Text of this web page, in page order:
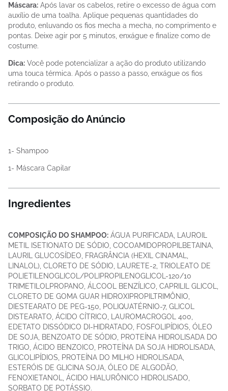
Máscara: Após lavar os cabelos, retire o excesso de água com
auxílio de uma toalha. Aplique pequenas quantidades do
produto, enluvando os fios mecha a mecha, no comprimento e
pontas. Deixe agir por 5 minutos, enxágue e finalize como de
costume.
Dica: Você pode potencializar a ação do produto utilizando
uma touca térmica. Após o passo a passo, enxágue os fios
retirando o produto.
Composição do Anúncio
1- Shampoo
1- Máscara Capilar
Ingredientes
COMPOSIÇÃO DO SHAMPOO: ÁGUA PURIFICADA, LAUROIL
METIL ISETIONATO DE SÓDIO, COCOAMIDOPROPILBETAINA,
LAURIL GLUCOSÍDEO, FRAGRÂNCIA (HEXIL CINAMAL,
LINALOL), CLORETO DE SÓDIO, LAURETE-2, TRIOLEATO DE
POLIETILENOGLICOL/POLIPROPILENOGLICOL-120/10
TRIMETILOLPROPANO, ÁLCOOL BENZÍLICO, CAPRILIL GLICOL,
CLORETO DE GOMA GUAR HIDROXIPROPILTRIMÔNIO,
DIESTEARATO DE PEG-150, POLIQUATÉRNIO-7, GLICOL
DISTEARATO, ÁCIDO CÍTRICO, LAUROMACROGOL 400,
EDETATO DISSÓDICO DI-HIDRATADO, FOSFOLIPÍDIOS, ÓLEO
DE SOJA, BENZOATO DE SÓDIO, PROTEÍNA HIDROLISADA DO
TRIGO, ÁCIDO BENZOICO, PROTEÍNA DA SOJA HIDROLISADA,
GLICOLIPÍDIOS, PROTEÍNA DO MILHO HIDROLISADA,
ESTERÓIS DE GLICINA SOJA, ÓLEO DE ALGODÃO,
FENOXIETANOL, ÁCIDO HIALURÔNICO HIDROLISADO,
SORBATO DE POTÁSSIO.